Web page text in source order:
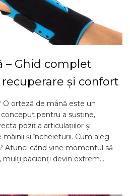
– Ghid complet
și confort
orteză de mână este un
pentru a susține,
poziția articulațiilor și
și încheieturii. Cum aleg
Atunci când vine momentul să
mulți pacienți devin extrem...